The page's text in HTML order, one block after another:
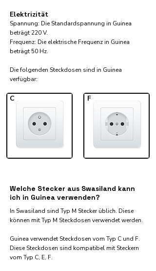
Elektrizität
Spannung: Die Standardspannung in Guinea
beträgt 220 V.
Frequenz: Die elektrische Frequenz in Guinea
beträgt 50 Hz.
Die folgenden Steckdosen sind in Guinea
verfügbar:​
C F
Welche Stecker aus Swasiland kann
ich in Guinea verwenden?
In Swasiland sind Typ M Stecker üblich. Diese
können mit Typ M Steckdosen verwendet werden.
Guinea verwendet Steckdosen vom Typ C und F.
Diese Steckdosen sind kompatibel mit Steckern
vom Typ C, E, F.